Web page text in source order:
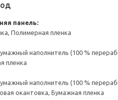
панель:
Полимерная пленка
наполнитель (100 %
пленка
наполнитель (100 %
окантовка, Бумажная пленка